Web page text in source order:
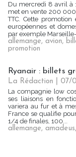
Du mercredi 8 avril à
met en vente 200
TTC. Cette
européennes et
par exemple
allemange, avion,
promotion
Ryanair : billets
La Rédaction | 07/
La compagnie low
ses liaisons en
variera au fur et à
France se qualifie
1/4 de finales, 100...
allemange, amadeus,